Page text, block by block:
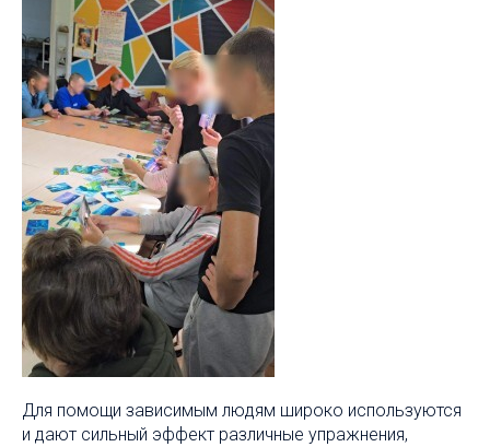
Для помощи зависимым людям широко используются
и дают сильный эффект различные упражнения,